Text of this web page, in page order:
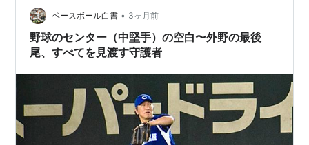
ベースボール白書 • 3ヶ月前
野球のセンター（中堅手）の空白〜外野の最後
尾、すべてを見渡す守護者